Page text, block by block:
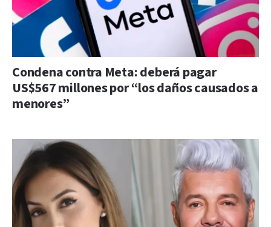
Condena contra Meta: deberá pagar
US$567 millones por “los daños causados a
menores”